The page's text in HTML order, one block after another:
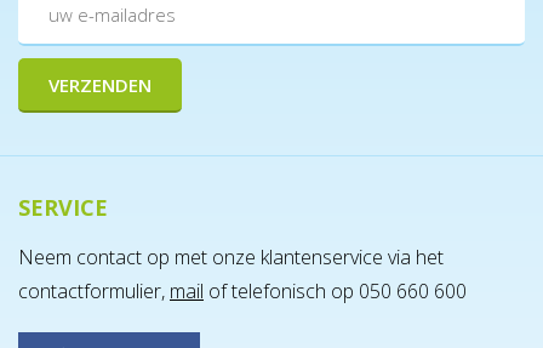
SERVICE
Neem contact op met onze klantenservice via het
contactformulier, mail of telefonisch op 050 660 600